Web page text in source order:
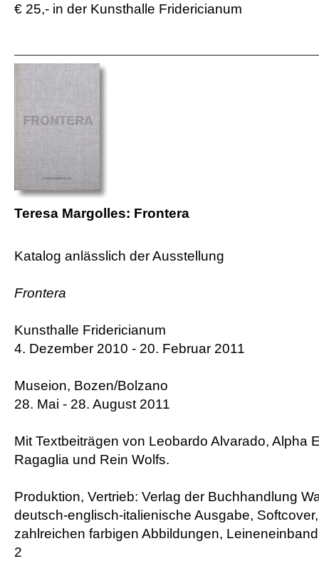
€ 25,- in der Kunsthalle Fridericianum
Teresa Margolles: Frontera
Katalog anlässlich der Ausstellung
Frontera
Kunsthalle Fridericianum
4. Dezember 2010 - 20. Februar 2011
Museion, Bozen/Bolzano
28. Mai - 28. August 2011
Mit Textbeiträgen von Leobardo Alvarado, Alpha
Ragaglia und Rein Wolfs.
Produktion, Vertrieb: Verlag der Buchhandlung
deutsch-englisch-italienische Ausgabe,
zahlreichen farbigen Abbildungen,
2